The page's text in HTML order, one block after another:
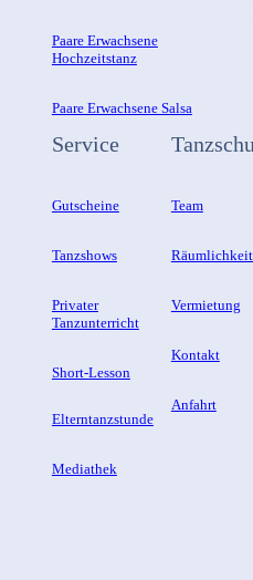
Paare Erwachsene
Hochzeitstanz
Paare Erwachsene Salsa
Service
Gutscheine
Tanzshows
Privater
Tanzunterricht
Short-Lesson
Elterntanzstunde
Mediathek
Team
Vermietung
Kontakt
Anfahrt